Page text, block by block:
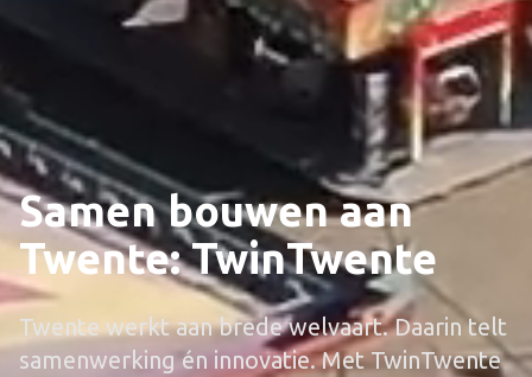
Samen bouwen aan
Twente: TwinTwente
Twente werkt aan brede welvaart. Daarin telt
samenwerking én innovatie. Met TwinTwente